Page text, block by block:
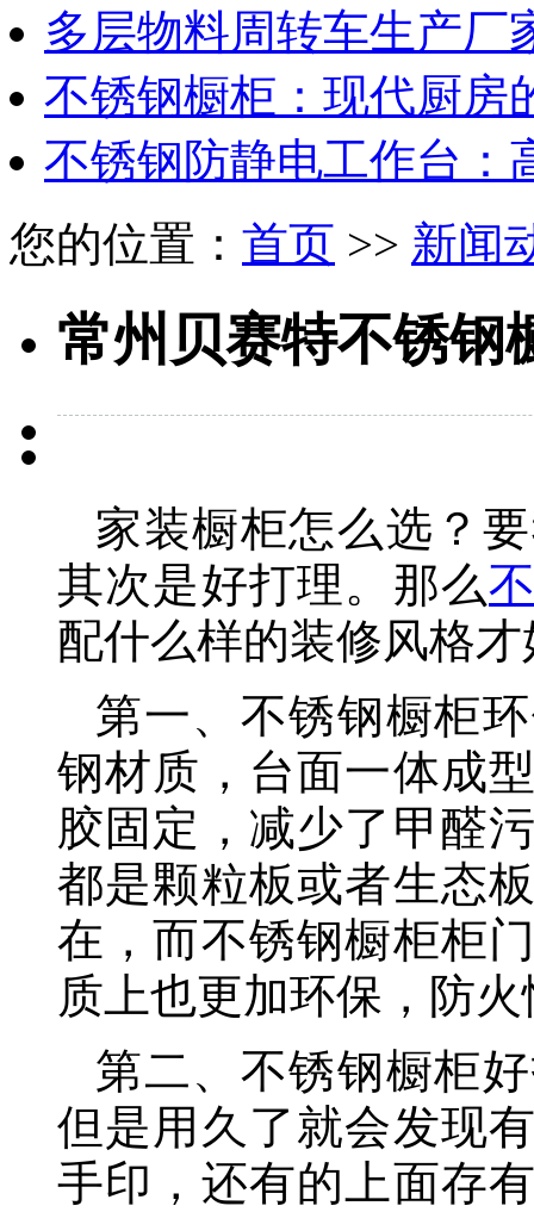
多层物料周转车生产厂
不锈钢橱柜：现代厨房
不锈钢防静电工作台：
您的位置： 首页 >> 新闻
常州贝赛特不锈钢
家装橱柜怎么选？
其次是好打理。那么
配什么样的装修风格
第一、不锈钢橱柜
钢材质，台面一体成
胶固定，减少了甲醛
都是颗粒板或者生态
在，而不锈钢橱柜柜
质上也更加环保，防
第二、不锈钢橱柜
但是用久了就会发现
手印，还有的上面存